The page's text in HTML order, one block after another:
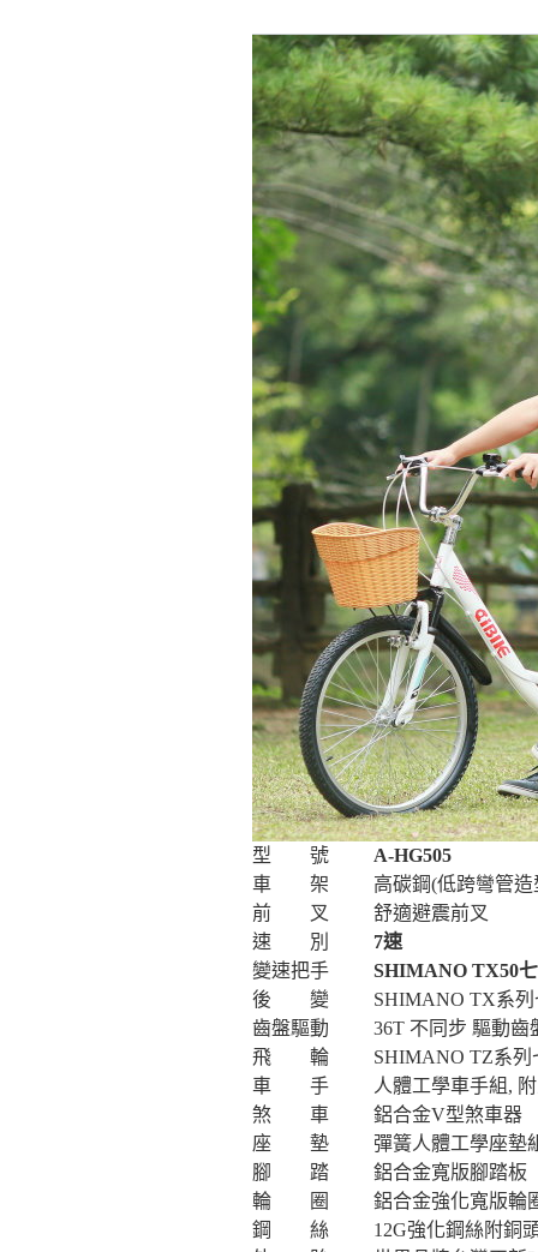
型 號
A-HG505
車 架
高碳鋼(低跨彎管
前 叉
舒適避震前叉
速 別
7速
變速把手
SHIMANO TX50
後 變
SHIMANO TX系
齒盤驅動
36T 不同步 驅動齒
飛 輪
SHIMANO TZ系
車 手
人體工學車手組,
煞 車
鋁合金V型煞車器
座 墊
彈簧人體工學座墊
腳 踏
鋁合金寬版腳踏板
輪 圈
鋁合金強化寬版輪
鋼 絲
12G強化鋼絲附銅